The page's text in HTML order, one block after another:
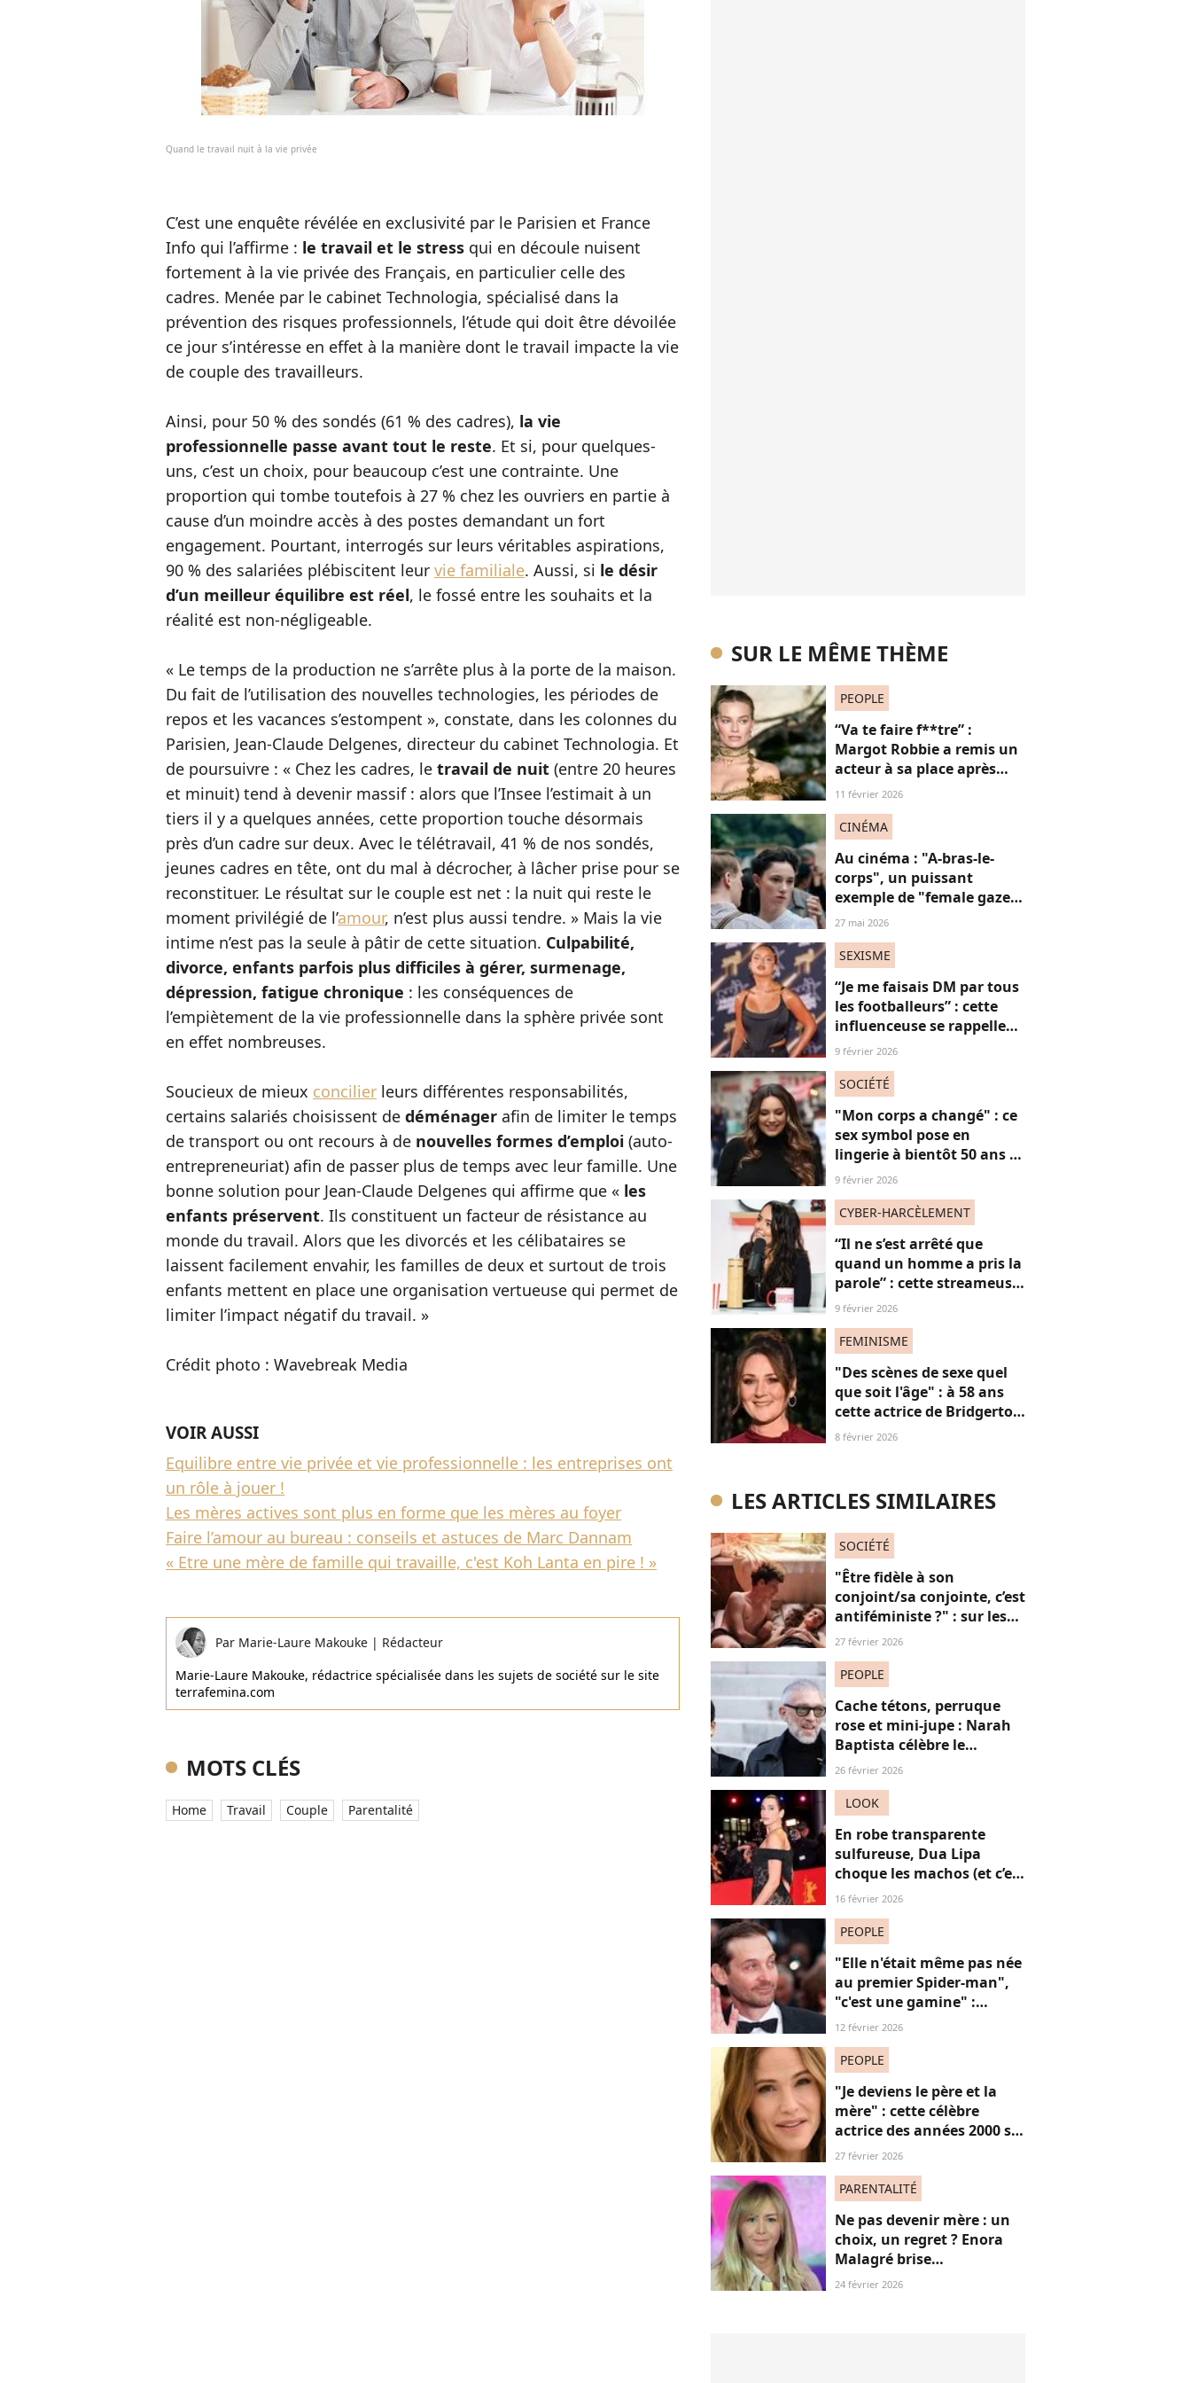
Quand le travail nuit à la vie privée
C’est une enquête révélée en exclusivité par le Parisien et France
Info qui l’affirme : le travail et le stress qui en découle nuisent
fortement à la vie privée des Français, en particulier celle des
cadres. Menée par le cabinet Technologia, spécialisé dans la
prévention des risques professionnels, l’étude qui doit être dévoilée
ce jour s’intéresse en effet à la manière dont le travail impacte la vie
de couple des travailleurs.
Ainsi, pour 50 % des sondés (61 % des cadres), la vie
professionnelle passe avant tout le reste. Et si, pour quelques-
uns, c’est un choix, pour beaucoup c’est une contrainte. Une
proportion qui tombe toutefois à 27 % chez les ouvriers en partie à
cause d’un moindre accès à des postes demandant un fort
engagement. Pourtant, interrogés sur leurs véritables aspirations,
90 % des salariées plébiscitent leur vie familiale. Aussi, si le désir
d’un meilleur équilibre est réel, le fossé entre les souhaits et la
réalité est non-négligeable.
« Le temps de la production ne s’arrête plus à la porte de la maison.
Du fait de l’utilisation des nouvelles technologies, les périodes de
repos et les vacances s’estompent », constate, dans les colonnes du
Parisien, Jean-Claude Delgenes, directeur du cabinet Technologia. Et
de poursuivre : « Chez les cadres, le travail de nuit (entre 20 heures
et minuit) tend à devenir massif : alors que l’Insee l’estimait à un
tiers il y a quelques années, cette proportion touche désormais
près d’un cadre sur deux. Avec le télétravail, 41 % de nos sondés,
jeunes cadres en tête, ont du mal à décrocher, à lâcher prise pour se
reconstituer. Le résultat sur le couple est net : la nuit qui reste le
moment privilégié de l’amour, n’est plus aussi tendre. » Mais la vie
intime n’est pas la seule à pâtir de cette situation. Culpabilité,
divorce, enfants parfois plus difficiles à gérer, surmenage,
dépression, fatigue chronique : les conséquences de
l’empiètement de la vie professionnelle dans la sphère privée sont
en effet nombreuses.
Soucieux de mieux concilier leurs différentes responsabilités,
certains salariés choisissent de déménager afin de limiter le temps
de transport ou ont recours à de nouvelles formes d’emploi (auto-
entrepreneuriat) afin de passer plus de temps avec leur famille. Une
bonne solution pour Jean-Claude Delgenes qui affirme que « les
enfants préservent. Ils constituent un facteur de résistance au
monde du travail. Alors que les divorcés et les célibataires se
laissent facilement envahir, les familles de deux et surtout de trois
enfants mettent en place une organisation vertueuse qui permet de
limiter l’impact négatif du travail. »
Crédit photo : Wavebreak Media
VOIR AUSSI
Equilibre entre vie privée et vie professionnelle : les entreprises ont
un rôle à jouer !
Les mères actives sont plus en forme que les mères au foyer
Faire l’amour au bureau : conseils et astuces de Marc Dannam
« Etre une mère de famille qui travaille, c'est Koh Lanta en pire ! »
Par Marie-Laure Makouke | Rédacteur
Marie-Laure Makouke, rédactrice spécialisée dans les sujets de société sur le site
terrafemina.com
MOTS CLÉS
Home Travail Couple Parentalité
SUR LE MÊME THÈME
PEOPLE
“Va te faire f**tre” :
Margot Robbie a remis un
acteur à sa place après
qu’il lui a conseillé de
11 février 2026
CINÉMA
Au cinéma : "A-bras-le-
corps", un puissant
exemple de "female gaze"
à voir à tout prix
27 mai 2026
SEXISME
“Je me faisais DM par tous
les footballeurs” : cette
influenceuse se rappelle
l’hypersexualisation
14 ans
9 février 2026
SOCIÉTÉ
"Mon corps a changé" : ce
sex symbol pose en
lingerie à bientôt 50 ans et
défend ses courbes "body
9 février 2026
CYBER-HARCÈLEMENT
“Il ne s’est arrêté que
quand un homme a pris la
parole” : cette streameuse
revient sur le harcèlement
(encore) victime
9 février 2026
FEMINISME
"Des scènes de sexe quel
que soit l'âge" : à 58 ans
cette actrice de Bridgerton
veut briser les tabous à
8 février 2026
LES ARTICLES SIMILAIRES
SOCIÉTÉ
"Être fidèle à son
conjoint/sa conjointe, c’est
antiféministe ?" : sur les
réseaux sociaux, cette
27 février 2026
PEOPLE
Cache tétons, perruque
rose et mini-jupe : Narah
Baptista célèbre le
carnaval de Rio avec son
de 30 ans son aîné
26 février 2026
LOOK
En robe transparente
sulfureuse, Dua Lipa
choque les machos (et c’est
une réussite)
16 février 2026
PEOPLE
"Elle n'était même pas née
au premier Spider-man",
"c'est une gamine" :
l'apparition de cet acteur
ans de moins que lui
12 février 2026
PEOPLE
"Je deviens le père et la
mère" : cette célèbre
actrice des années 2000 se
confie sur sa vie de parent
27 février 2026
PARENTALITÉ
Ne pas devenir mère : un
choix, un regret ? Enora
Malagré brise
courageusement un tabou
24 février 2026